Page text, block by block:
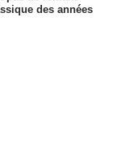
des années